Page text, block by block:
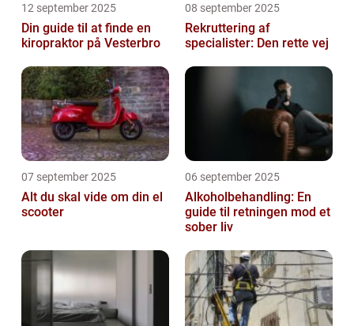
12 september 2025
Din guide til at finde en
kiropraktor på Vesterbro
08 september 2025
Rekruttering af
specialister: Den rette vej
07 september 2025
Alt du skal vide om din el
scooter
06 september 2025
Alkoholbehandling: En
guide til retningen mod et
sober liv